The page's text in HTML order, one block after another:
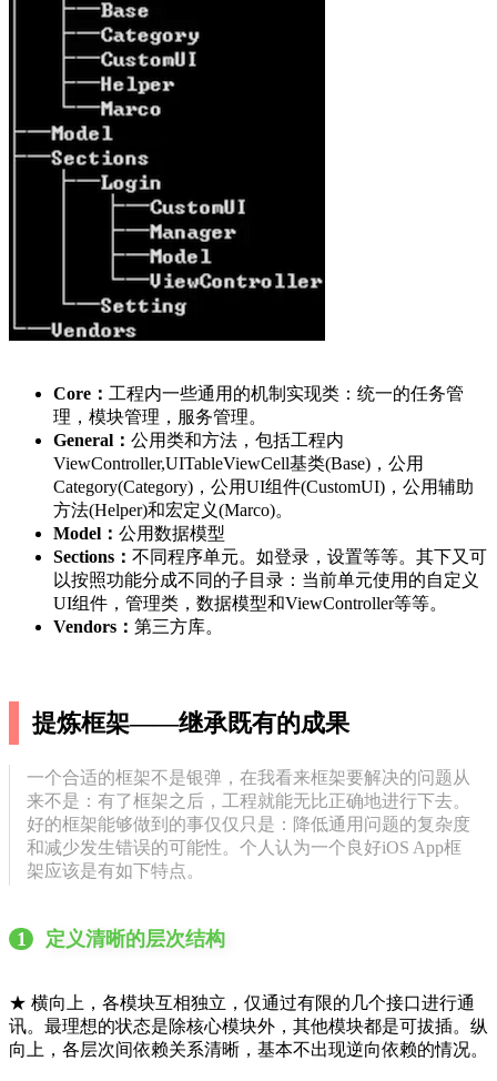
Core： 工程内一些通用的机制实现类：统一的任务管
理，模块管理，服务管理。
General： 公用类和方法，包括工程内
ViewController,UITableViewCell基类(Base)，公用
Category(Category)，公用UI组件(CustomUI)，公用辅助
方法(Helper)和宏定义(Marco)。
Model： 公用数据模型
Sections： 不同程序单元。如登录，设置等等。其下又可
以按照功能分成不同的子目录：当前单元使用的自定义
UI组件，管理类，数据模型和ViewController等等。
Vendors： 第三方库。
提炼框架——继承既有的成果
一个合适的框架不是银弹，在我看来框架要解决的问题从
来不是：有了框架之后，工程就能无比正确地进行下去。
好的框架能够做到的事仅仅只是：降低通用问题的复杂度
和减少发生错误的可能性。个人认为一个良好iOS App框
架应该是有如下特点。
1 定义清晰的层次结构
★ 横向上，各模块互相独立，仅通过有限的几个接口进行通
讯。最理想的状态是除核心模块外，其他模块都是可拔插。纵
向上，各层次间依赖关系清晰，基本不出现逆向依赖的情况。